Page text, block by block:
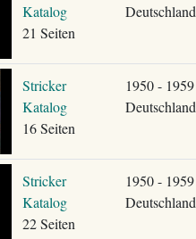
Katalog
21 Seiten
Deutschland
Stricker
Katalog
16 Seiten
1950 - 1959
Deutschland
Stricker
Katalog
22 Seiten
1950 - 1959
Deutschland